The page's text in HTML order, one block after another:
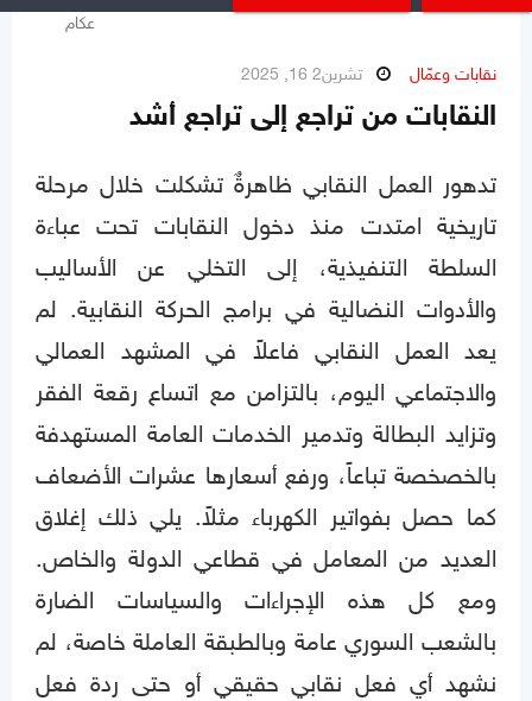
نقابات وعمّال تشرين2 16, 2025
النقابات من تراجع إلى تراجع أشد
تدهور العمل النقابي ظاهرةٌ تشكلت خلال مرحلة
تاريخية امتدت منذ دخول النقابات تحت عباءة
السلطة التنفيذية، إلى التخلي عن الأساليب
والأدوات النضالية في برامج الحركة النقابية. لم
يعد العمل النقابي فاعلاً في المشهد العمالي
والاجتماعي اليوم، بالتزامن مع اتساع رقعة الفقر
وتزايد البطالة وتدمير الخدمات العامة المستهدفة
بالخصخصة تباعاً، ورفع أسعارها عشرات الأضعاف
كما حصل بفواتير الكهرباء مثلاً. يلي ذلك إغلاق
العديد من المعامل في قطاعي الدولة والخاص.
ومع كل هذه الإجراءات والسياسات الضارة
بالشعب السوري عامة وبالطبقة العاملة خاصة، لم
نشهد أي فعل نقابي حقيقي أو حتى ردة فعل